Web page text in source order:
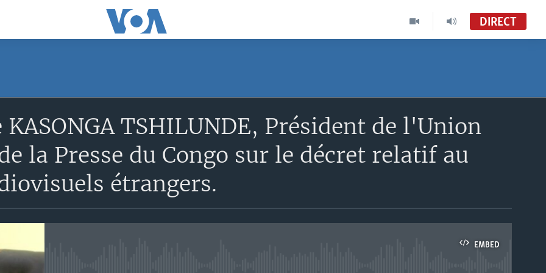
DIRECT
KASONGA TSHILUNDE, Président de l'Union
la Presse du Congo sur le décret relatif au
étrangers.
EMBED